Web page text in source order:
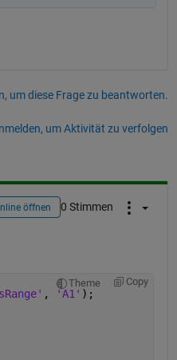
um diese Frage zu beantworten.
um Aktivität zu verfolgen
öffnen 0 Stimmen
Theme Copy
, 'A1' );